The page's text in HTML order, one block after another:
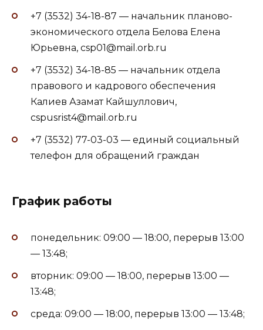
+7 (3532) 34-18-87 — начальник планово-
экономического отдела Белова Елена
Юрьевна, csp01@mail.orb.ru
+7 (3532) 34-18-85 — начальник отдела
правового и кадрового обеспечения
Калиев Азамат Кайшуллович,
cspusrist4@mail.orb.ru
+7 (3532) 77-03-03 — единый социальный
телефон для обращений граждан
График работы
понедельник: 09:00 — 18:00, перерыв 13:00
— 13:48;
вторник: 09:00 — 18:00, перерыв 13:00 —
13:48;
среда: 09:00 — 18:00, перерыв 13:00 — 13:48;